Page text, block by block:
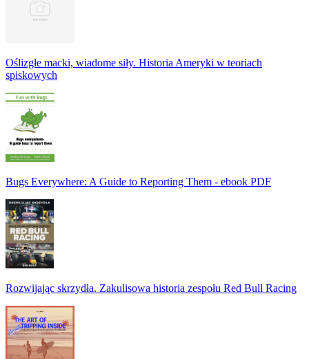
Oślizgłe macki, wiadome siły. Historia Ameryki w teoriach
spiskowych
Bugs Everywhere: A Guide to Reporting Them - ebook PDF
Rozwijając skrzydła. Zakulisowa historia zespołu Red Bull Racing